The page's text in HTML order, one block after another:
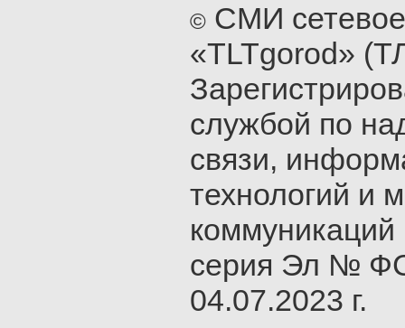
© СМИ
«TLTgorod»
службой по
связи,
технологий и
серия Эл №
04.07.2023 г.